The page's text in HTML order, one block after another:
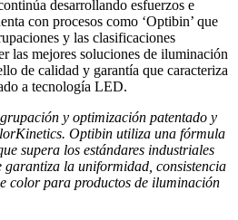
desarrollando esfuerzos e
con procesos como ‘Optibin’ que
y las clasificaciones
las mejores soluciones de iluminación
de calidad y garantía que caracteriza
a tecnología LED.
y optimización patentado y
Optibin utiliza una fórmula
supera los estándares industriales
la uniformidad, consistencia
color para productos de iluminación